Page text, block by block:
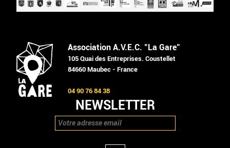
Association A.V.E.C. "La Gare"
105 Quai des Entreprises. Coustellet
84660 Maubec - France
04 90 76 84 38
NEWSLETTER